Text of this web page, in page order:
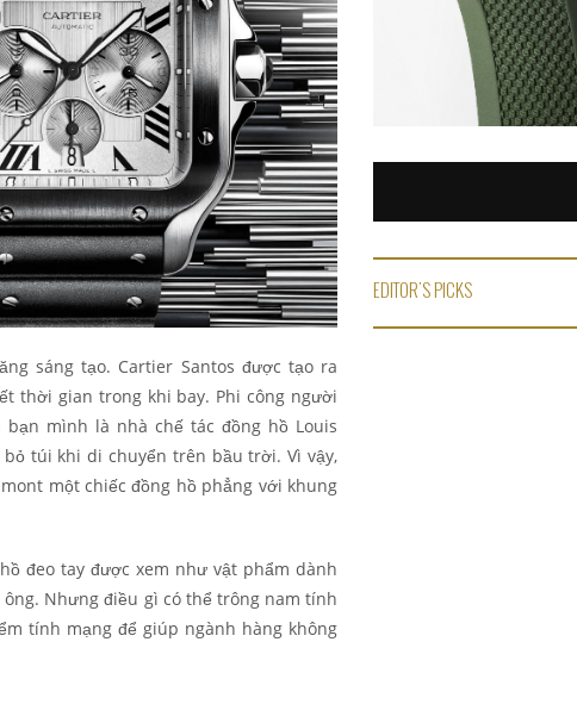
sáng tạo. Cartier Santos được tạo ra
thời gian trong khi bay. Phi công người
mình là nhà chế tác đồng hồ Louis
túi khi di chuyển trên bầu trời. Vì vậy,
một chiếc đồng hồ phẳng với khung
đeo tay được xem như vật phẩm dành
Nhưng điều gì có thể trông nam tính
tính mạng để giúp ngành hàng không
EDITOR'S PICKS